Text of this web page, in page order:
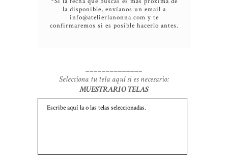
la disponible, envíanos un email a
info@atelierlanonna.com y te
confirmaremos si es posible hacerlo antes.
______________
Selecciona tu tela aquí si es necesario:
MUESTRARIO TELAS